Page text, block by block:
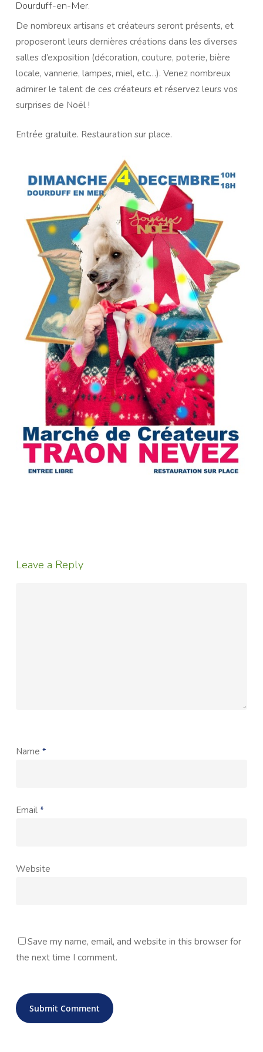
Dourduff-en-Mer.
De nombreux artisans et créateurs seront présents, et
proposeront leurs dernières créations dans les diverses
salles d’exposition (décoration, couture, poterie, bière
locale, vannerie, lampes, miel, etc…). Venez nombreux
admirer le talent de ces créateurs et réservez leurs vos
surprises de Noël !
Entrée gratuite. Restauration sur place.
Leave a Reply
Name *
Email *
Website
Save my name, email, and website in this browser for
the next time I comment.